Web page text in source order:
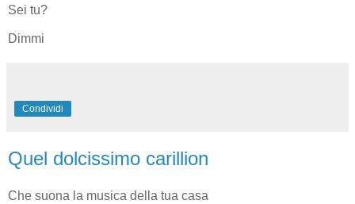
Sei tu?
Dimmi
Condividi
Quel dolcissimo carillion
Che suona la musica della tua casa